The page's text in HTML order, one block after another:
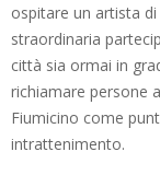
ospitare un artista
straordinaria
città sia ormai in
richiamare persone
Fiumicino come
intrattenimento.